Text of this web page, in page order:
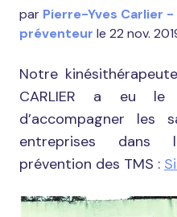
par Pierre-Yves Carlier
préventeur le 22 nov.
Notre
CARLIER a eu
d’accompagner les
entreprises dans
prévention des TMS :